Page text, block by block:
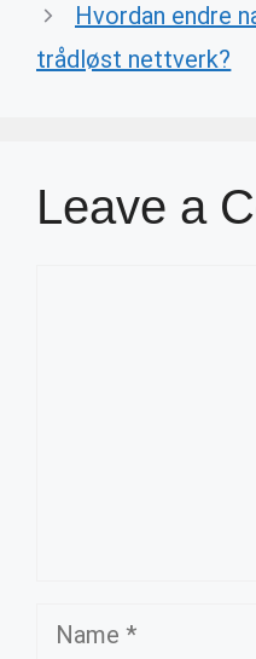
Hvordan endre
trådløst nettverk?
Leave a
Name